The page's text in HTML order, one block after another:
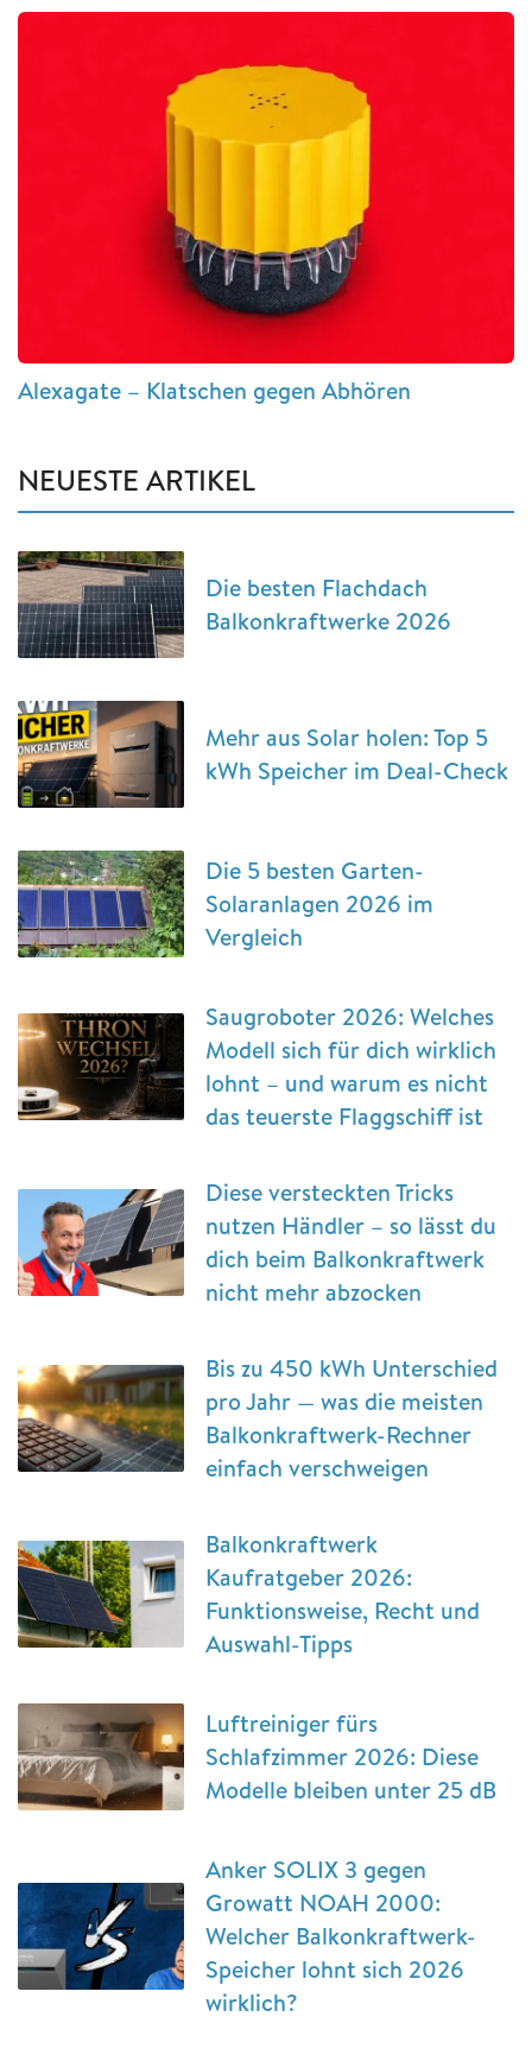
Alexagate – Klatschen gegen Abhören
NEUESTE ARTIKEL
Die besten Flachdach
Balkonkraftwerke 2026
Mehr aus Solar holen: Top 5
kWh Speicher im Deal-Check
Die 5 besten Garten-
Solaranlagen 2026 im
Vergleich
Saugroboter 2026: Welches
Modell sich für dich wirklich
lohnt – und warum es nicht
das teuerste Flaggschiff ist
Diese versteckten Tricks
nutzen Händler – so lässt du
dich beim Balkonkraftwerk
nicht mehr abzocken
Bis zu 450 kWh Unterschied
pro Jahr — was die meisten
Balkonkraftwerk-Rechner
einfach verschweigen
Balkonkraftwerk
Kaufratgeber 2026:
Funktionsweise, Recht und
Auswahl-Tipps
Luftreiniger fürs
Schlafzimmer 2026: Diese
Modelle bleiben unter 25 dB
Anker SOLIX 3 gegen
Growatt NOAH 2000:
Welcher Balkonkraftwerk-
Speicher lohnt sich 2026
wirklich?